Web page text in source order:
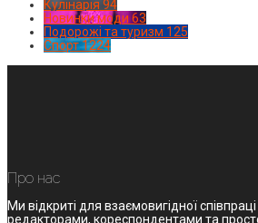
Кулінарія 94
Новинки моди 63
Подорожі та туризм 125
Спорт1224
Про нас
Ми відкриті для взаємовигідної
редакторами, кореспондентами та